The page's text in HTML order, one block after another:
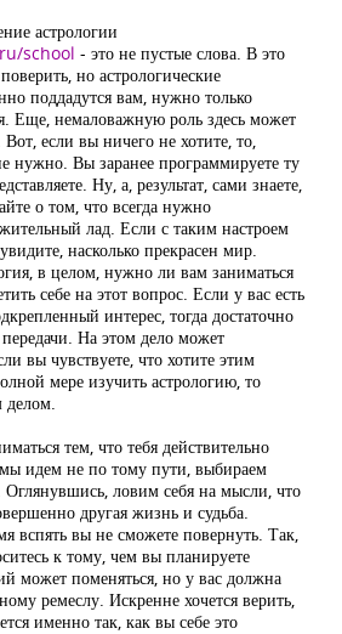
астрологии
school - это не пустые слова. В это
но астрологические
поддадутся вам, нужно только
Еще, немаловажную роль здесь может
если вы ничего не хотите, то,
нужно. Вы заранее программируете ту
Ну, а, результат, сами знаете,
о том, что всегда нужно
лад. Если с таким настроем
насколько прекрасен мир.
в целом, нужно ли вам заниматься
себе на этот вопрос. Если у вас есть
интерес, тогда достаточно
На этом дело может
вы чувствуете, что хотите этим
мере изучить астрологию, то
тем, что тебя действительно
мы идем не по тому пути, выбираем
ловим себя на мысли, что
другая жизнь и судьба.
вспять вы не сможете повернуть. Так,
к тому, чем вы планируете
может поменяться, но у вас должна
ремеслу. Искренне хочется верить,
именно так, как вы себе это